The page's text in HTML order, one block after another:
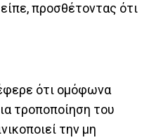
προσθέτοντας ότι
ότι ομόφωνα
τροποποίηση του
την μη